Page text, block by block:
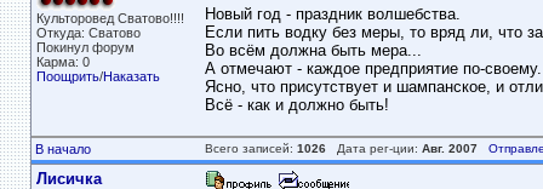
Культоровед Сватово!!!!
Откуда: Сватово
Покинул форум
Карма: 0
Поощрить/Наказать
Новый год - праздник волшебства.
Если пить водку без меры, то вряд ли, что
Во всём должна быть мера...
А отмечают - каждое предприятие по-своему.
Ясно, что присутствует и шампанское, и
Всё - как и должно быть!
В начало Всего записей: 1026Дата рег-ции: Авг. 2007
Лисичка